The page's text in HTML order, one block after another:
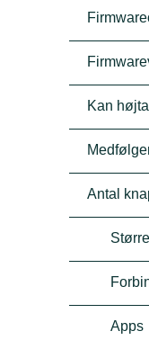
Kan
Antal
Apps